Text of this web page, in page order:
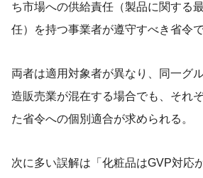
ち市場への供給責任（製品に関する
任）を持つ事業者が遵守すべき省令で
両者は適用対象者が異なり、同一グ
造販売業が混在する場合でも、それ
た省令への個別適合が求められる。
次に多い誤解は「化粧品はGVP対応